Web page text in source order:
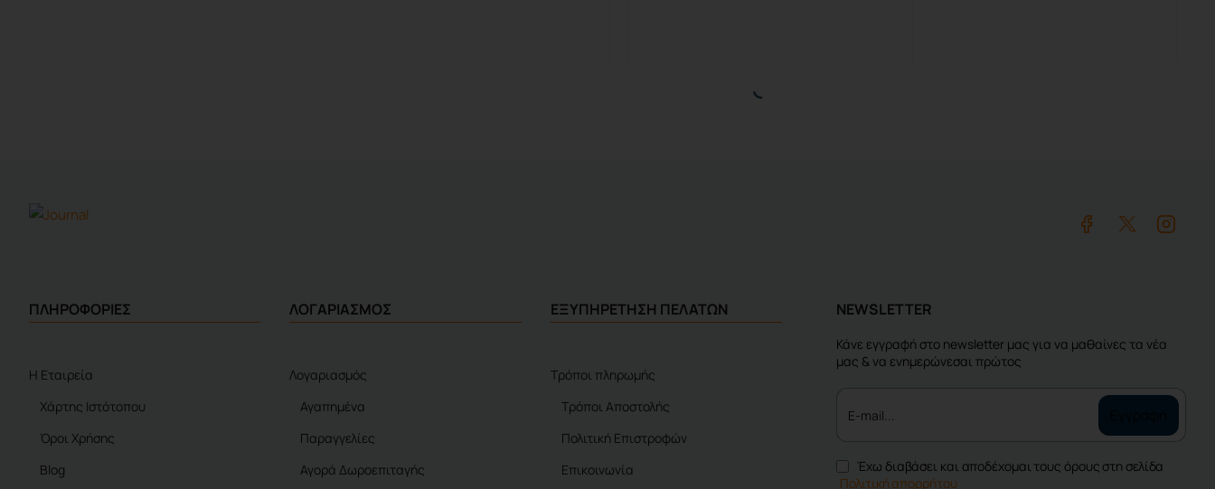
ΠΛΗΡΟΦΟΡΙΕΣ
Η Εταιρεία
Χάρτης Ιστότοπου
Όροι Χρήσης
Blog
ΛΟΓΑΡΙΑΣΜΟΣ
Λογαριασμός
Αγαπημένα
Παραγγελίες
Αγορά Δωροεπιταγής
ΕΞΥΠΗΡΕΤΗΣΗ ΠΕΛΑΤΩΝ
Τρόποι πληρωμής
Τρόποι Αποστολής
Πολιτική Επιστροφών
Επικοινωνία
NEWSLETTER
Κάνε εγγραφή στο newsletter μας για να μαθαίνες τα νέα
μας & να ενημερώνεσαι πρώτος
mail...
Έχω διαβάσει και αποδέχομαι τους όρους στη σελίδα
Πολιτική απορρήτου